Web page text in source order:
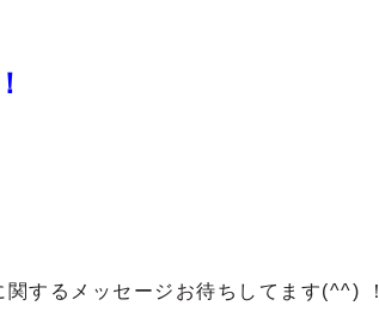
関するメッセージお待ちしてます(^^) ！